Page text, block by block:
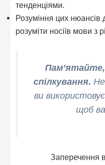
тенденціями.
Розуміння цих
розуміти носіїв мови з
спілкування.
ви
щоб
Заперечення